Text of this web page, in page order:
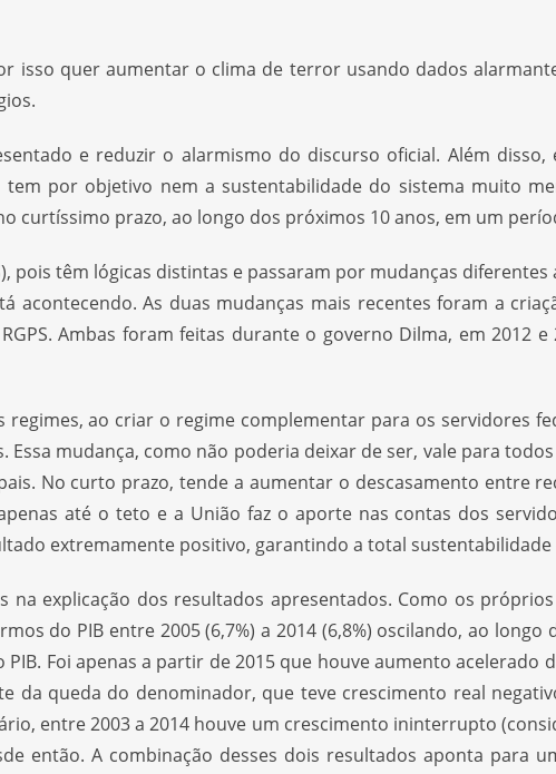
isso quer aumentar o clima de terror usando dados
e reduzir o alarmismo do discurso oficial. Além
por objetivo nem a sustentabilidade do sistema muito
curtíssimo prazo, ao longo dos próximos 10 anos, em um
pois têm lógicas distintas e passaram por mudanças
As duas mudanças mais recentes foram a
Ambas foram feitas durante o governo Dilma, em 2012
regimes, ao criar o regime complementar para os servidores
mudança, como não poderia deixar de ser, vale para
No curto prazo, tende a aumentar o descasamento entre
até o teto e a União faz o aporte nas contas dos
extremamente positivo, garantindo a total sustentabilidade
explicação dos resultados apresentados. Como os
do PIB entre 2005 (6,7%) a 2014 (6,8%) oscilando, ao longo
Foi apenas a partir de 2015 que houve aumento acelerado
da queda do denominador, que teve crescimento real
entre 2003 a 2014 houve um crescimento ininterrupto
então. A combinação desses dois resultados aponta para